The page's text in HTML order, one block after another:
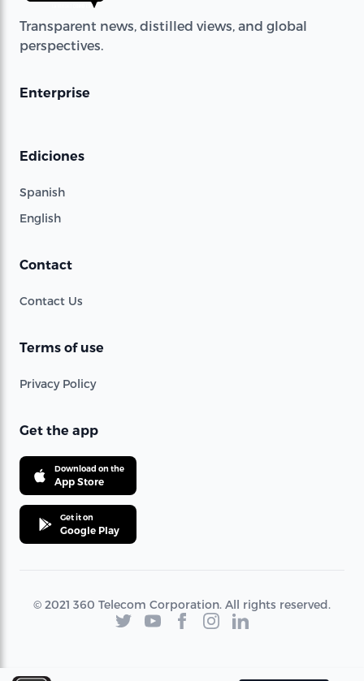
Transparent news, distilled views, and global
perspectives.
Enterprise
Ediciones
Spanish
English
Contact
Contact Us
Terms of use
Privacy Policy
Get the app
Download on the
App Store
Get it on
Google Play
© 2021 360 Telecom Corporation. All rights reserved.